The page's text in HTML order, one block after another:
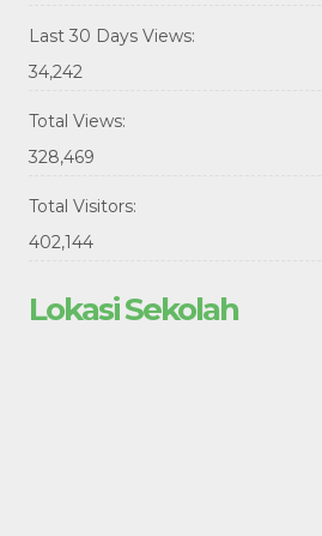
Last 30 Days Views:
34,242
Total Views:
328,469
Total Visitors:
402,144
Lokasi Sekolah